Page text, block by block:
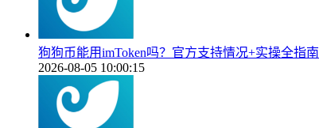
狗狗币能用imToken吗？官方支持情况+实操全指南
2026-08-05 10:00:15